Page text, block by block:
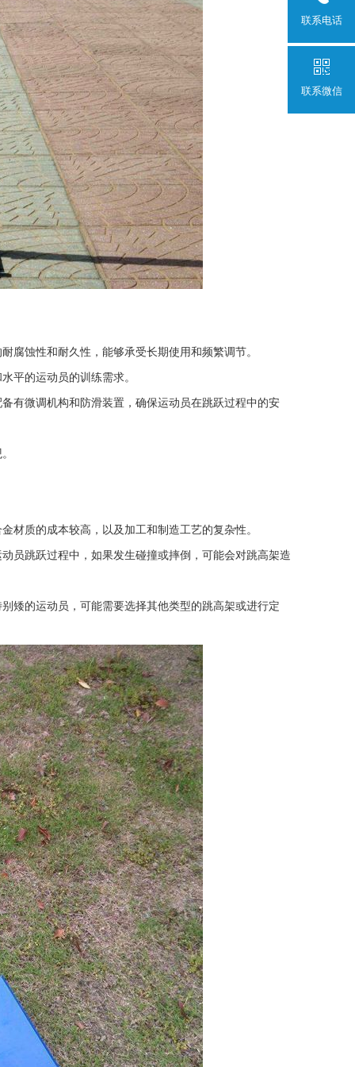
腐蚀性和耐久性，能够承受长期使用和频繁调节。
平的运动员的训练需求。
有微调机构和防滑装置，确保运动员在跳跃过程中的安
材质的成本较高，以及加工和制造工艺的复杂性。
员跳跃过程中，如果发生碰撞或摔倒，可能会对跳高架造
矮的运动员，可能需要选择其他类型的跳高架或进行定
联系电话
联系微信